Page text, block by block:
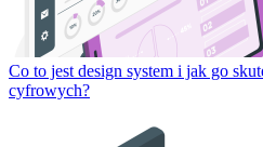
Co to jest design system i jak go
cyfrowych?